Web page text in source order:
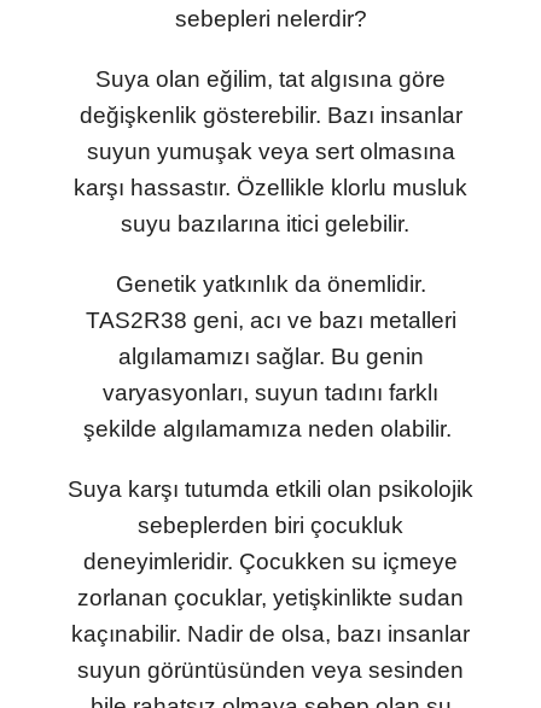
sebepleri nelerdir?
Suya olan eğilim, tat algısına göre
değişkenlik gösterebilir. Bazı insanlar
suyun yumuşak veya sert olmasına
karşı hassastır. Özellikle klorlu musluk
suyu bazılarına itici gelebilir.
Genetik yatkınlık da önemlidir.
TAS2R38 geni, acı ve bazı metalleri
algılamamızı sağlar. Bu genin
varyasyonları, suyun tadını farklı
şekilde algılamamıza neden olabilir.
Suya karşı tutumda etkili olan psikolojik
sebeplerden biri çocukluk
deneyimleridir. Çocukken su içmeye
zorlanan çocuklar, yetişkinlikte sudan
kaçınabilir. Nadir de olsa, bazı insanlar
suyun görüntüsünden veya sesinden